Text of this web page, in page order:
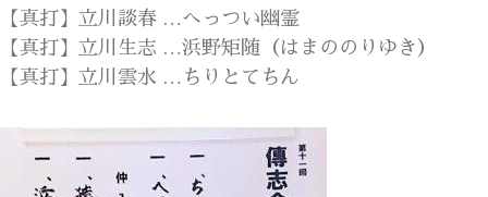
【真打】立川談春 …へっつい幽霊
【真打】立川生志 …浜野矩随（はまののりゆき）
【真打】立川雲水 …ちりとてちん